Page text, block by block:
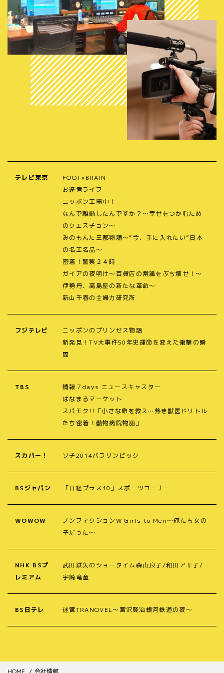
テレビ東京
FOOT×BRAIN
お達者ライフ
ニッポン工事中！
なんで離婚したんですか？～幸せをつかむため
のクエスチョン～
みのもんた三都物語～“今、手に入れたい”日本
の名工名品～
密着！警察２４時
ガイアの夜明け～百貨店の常識をぶち壊せ！～
伊勢丹、高島屋の新たな革命～
新山千春の主婦力研究所
フジテレビ
ニッポンのプリンセス物語
新発見！TV大事件50年史運命を変えた衝撃の瞬
間
TBS
情報７days ニュースキャスター
はなまるマーケット
スパモク!!「小さな命を救え…熱き獣医ドリトル
たち密着！動物病院物語」
スカパー！ ソチ2014パラリンピック
BSジャパン 「日経プラス10」スポーツコーナー
WOWOW
ノンフィクションW Girls to Men～俺たち女の
子だった～
NHK BSプ
レミアム
武田鉄矢のショータイム森山良子/和田アキ子/
宇崎竜童
BS日テレ 迷宮TRANOVEL～宮沢賢治銀河鉄道の夜～
HOME 会社情報